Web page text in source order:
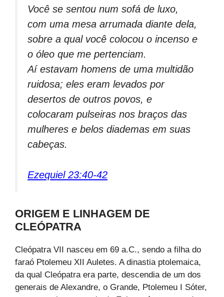
Você se sentou num sofá de luxo,
com uma mesa arrumada diante dela,
sobre a qual você colocou o incenso e
o óleo que me pertenciam.
Aí estavam homens de uma multidão
ruidosa; eles eram levados por
desertos de outros povos, e
colocaram pulseiras nos braços das
mulheres e belos diademas em suas
cabeças.
Ezequiel 23:40-42
ORIGEM E LINHAGEM DE
CLEÓPATRA
Cleópatra VII nasceu em 69 a.C., sendo a filha do
faraó Ptolemeu XII Auletes. A dinastia ptolemaica,
da qual Cleópatra era parte, descendia de um dos
generais de Alexandre, o Grande, Ptolemeu I Sóter,